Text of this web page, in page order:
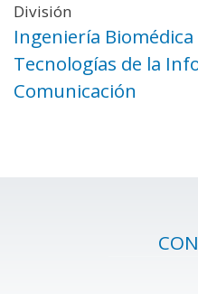
División
Ingeniería Biomédica
Tecnologías de la
Comunicación